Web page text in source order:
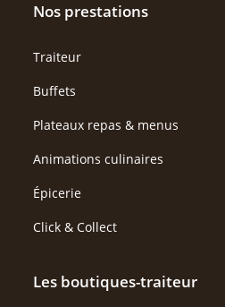
Nos prestations
Traiteur
Buffets
Plateaux repas & menus
Animations culinaires
Épicerie
Click & Collect
Les boutiques-traiteur